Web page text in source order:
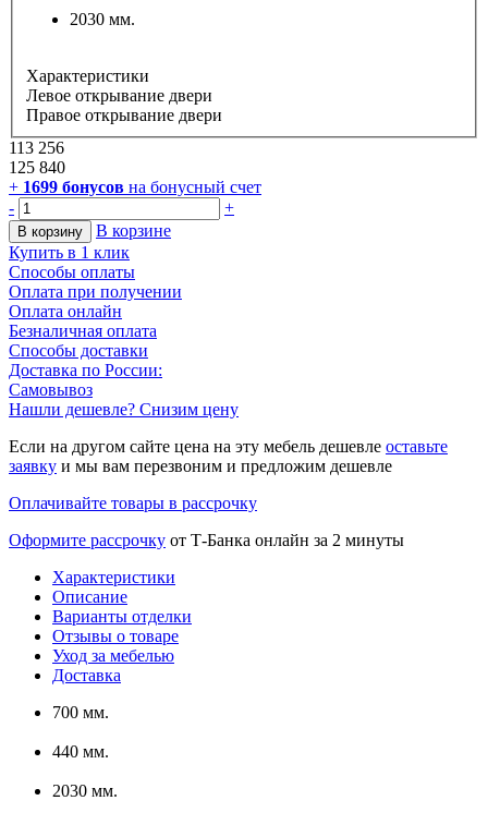
2030 мм.
Характеристики
Левое открывание двери
Правое открывание двери
113 256
125 840
+ 1699 бонусов на бонусный счет
-
+
В корзину
В корзине
Купить в 1 клик
Способы оплаты
Оплата при получении
Оплата онлайн
Безналичная оплата
Способы доставки
Доставка по России:
Самовывоз
Нашли дешевле? Снизим цену
Если на другом сайте цена на эту мебель дешевле оставьте
заявку и мы вам перезвоним и предложим дешевле
Оплачивайте товары в рассрочку
Оформите рассрочку от Т-Банка онлайн за 2 минуты
Характеристики
Описание
Варианты отделки
Отзывы о товаре
Уход за мебелью
Доставка
700 мм.
440 мм.
2030 мм.